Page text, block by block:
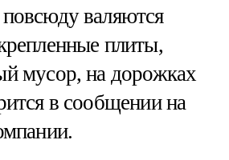
валяются
плиты,
мусор, на дорожках
в сообщении на